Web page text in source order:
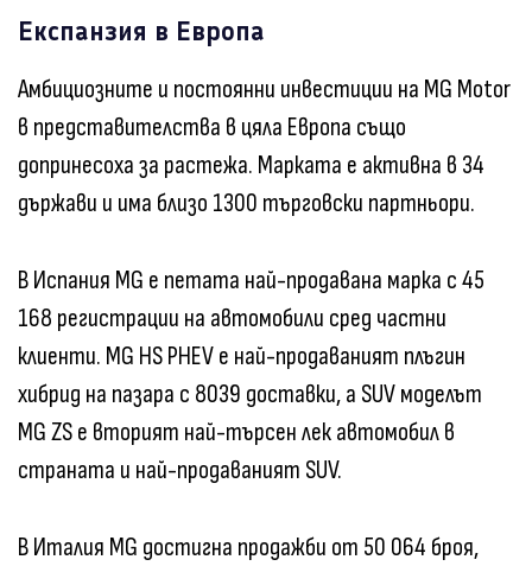
Експанзия в Европа
Амбициозните и постоянни инвестиции на MG Motor
в представителства в цяла Европа също
допринесоха за растежа. Марката е активна в 34
държави и има близо 1300 търговски партньори.
В Испания MG е петата най-продавана марка с 45
168 регистрации на автомобили сред частни
клиенти. MG HS PHEV е най-продаваният плъгин
хибрид на пазара с 8039 доставки, а SUV моделът
MG ZS е вторият най-търсен лек автомобил в
страната и най-продаваният SUV.
В Италия MG достигна продажби от 50 064 броя,